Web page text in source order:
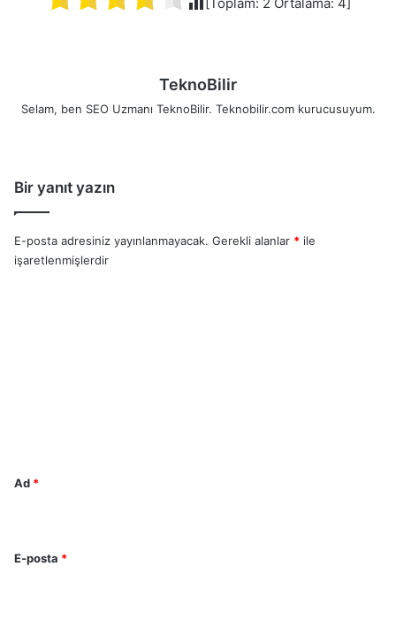
TeknoBilir
Selam, ben SEO Uzmanı TeknoBilir. Teknobilir.com kurucusuyum.
Bir yanıt yazın
E-posta adresiniz yayınlanmayacak. Gerekli alanlar * ile
işaretlenmişlerdir
Ad *
E-posta *